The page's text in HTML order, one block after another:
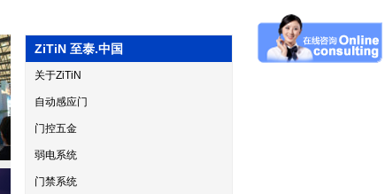
ZiTiN 至泰.中国
关于ZiTiN
自动感应门
门控五金
弱电系统
门禁系统